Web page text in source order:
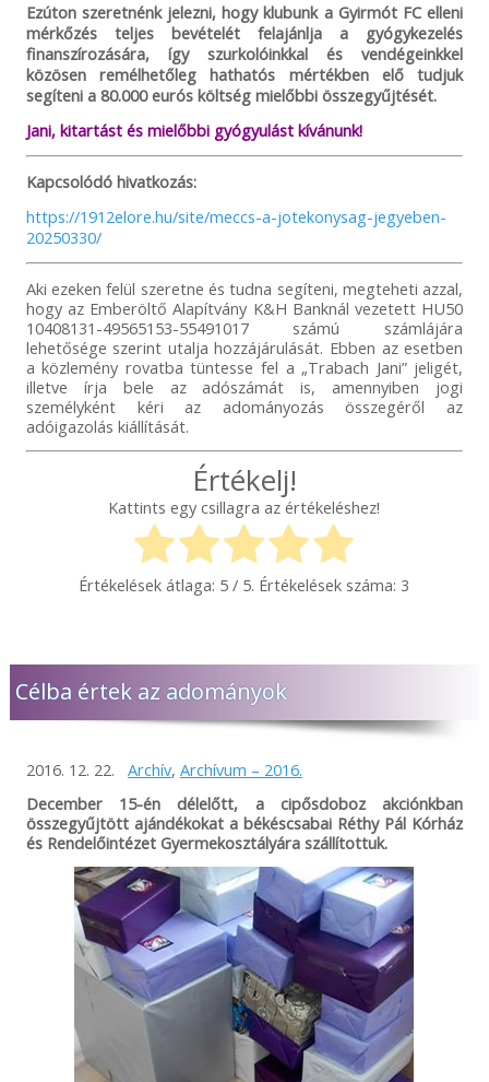
Ezúton szeretnénk jelezni, hogy klubunk a Gyirmót FC elleni
mérkőzés teljes bevételét felajánlja a gyógykezelés
finanszírozására, így szurkolóinkkal és vendégeinkkel
közösen remélhetőleg hathatós mértékben elő tudjuk
segíteni a 80.000 eurós költség mielőbbi összegyűjtését.
Jani, kitartást és mielőbbi gyógyulást kívánunk!
Kapcsolódó hivatkozás:
https://1912elore.hu/site/meccs-a-jotekonysag-jegyeben-
20250330/
Aki ezeken felül szeretne és tudna segíteni, megteheti azzal,
hogy az Emberöltő Alapítvány K&H Banknál vezetett HU50
10408131-49565153-55491017 számú számlájára
lehetősége szerint utalja hozzájárulását. Ebben az esetben
a közlemény rovatba tüntesse fel a „Trabach Jani” jeligét,
illetve írja bele az adószámát is, amennyiben jogi
személyként kéri az adományozás összegéről az
adóigazolás kiállítását.
Értékelj!
Kattints egy csillagra az értékeléshez!
Értékelések átlaga: 5 / 5. Értékelések száma: 3
Célba értek az adományok
2016. 12. 22. Archív, Archívum – 2016.
December 15-én délelőtt, a cipősdoboz akciónkban
összegyűjtött ajándékokat a békéscsabai Réthy Pál Kórház
és Rendelőintézet Gyermekosztályára szállítottuk.